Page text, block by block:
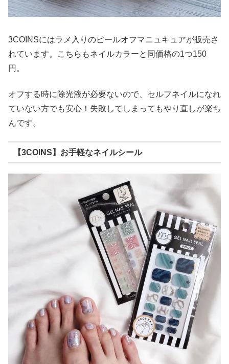
3COINSにはラメ入りのピールオフマニュキュアが販売さ
れています。こちらもネイルカラーと同価格の1つ150
円。
オフする時に除光液が必要ないので、セルフネイルになれ
ていない方でも安心！失敗してしまってもやり直しが楽ち
んです。
【3COINS】お手軽なネイルシール